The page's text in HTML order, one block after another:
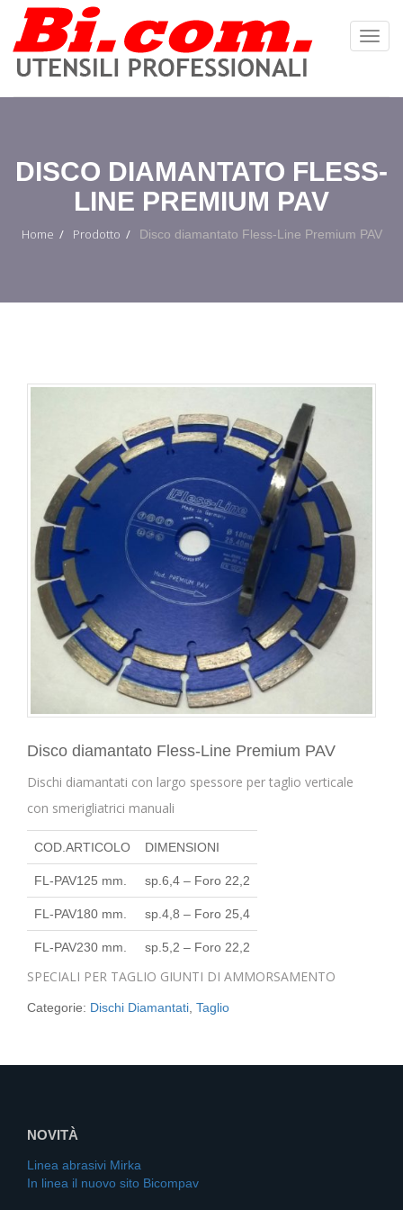
DISCO DIAMANTATO FLESS-
LINE PREMIUM PAV
Home Prodotto Disco diamantato Fless-Line Premium PAV
Disco diamantato Fless-Line Premium PAV
Dischi diamantati con largo spessore per taglio verticale
con smerigliatrici manuali
COD.ARTICOLO DIMENSIONI
FL-PAV125 mm. sp.6,4 – Foro 22,2
FL-PAV180 mm. sp.4,8 – Foro 25,4
FL-PAV230 mm. sp.5,2 – Foro 22,2
SPECIALI PER TAGLIO GIUNTI DI AMMORSAMENTO
Categorie: Dischi Diamantati, Taglio
NOVITÀ
Linea abrasivi Mirka
In linea il nuovo sito Bicompav